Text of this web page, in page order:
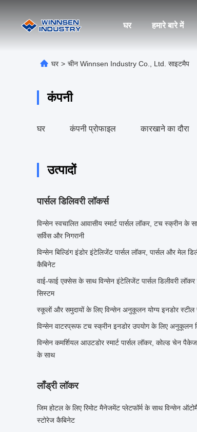
घर हमारे बारे में
घर > चीन Winnsen Industry Co., Ltd. साइटमैप
कंपनी
घर कंपनी प्रोफाइल कारखाने का दौरा
उत्पादों
पार्सल डिलिवरी लॉकर्स
विन्सेन स्वचालित आवासीय स्मार्ट पार्सल लॉकर, टच स्क्रीन के
सर्विस और निगरानी
विन्सेन बिल्डिंग इंडोर इंटेलिजेंट पार्सल लॉकर, पार्सल और मेल
कैबिनेट
वाई-फाई एक्सेस के साथ विन्सेन इंटेलिजेंट पार्सल डिलीवरी
सिस्टम
स्कूलों और समुदायों के लिए विन्सेन अनुकूलन योग्य इनडोर स्टील
विन्सेन वाटरप्रूफ टच स्क्रीन इनडोर उपयोग के लिए अनुकूलन
विन्सेन कमर्शियल आउटडोर स्मार्ट पार्सल लॉकर, कोल्ड चेन
के साथ
लाँड्री लॉकर
जिम होटल के लिए रिमोट मैनेजमेंट प्लेटफॉर्म के साथ विन्सेन
स्टोरेज कैबिनेट